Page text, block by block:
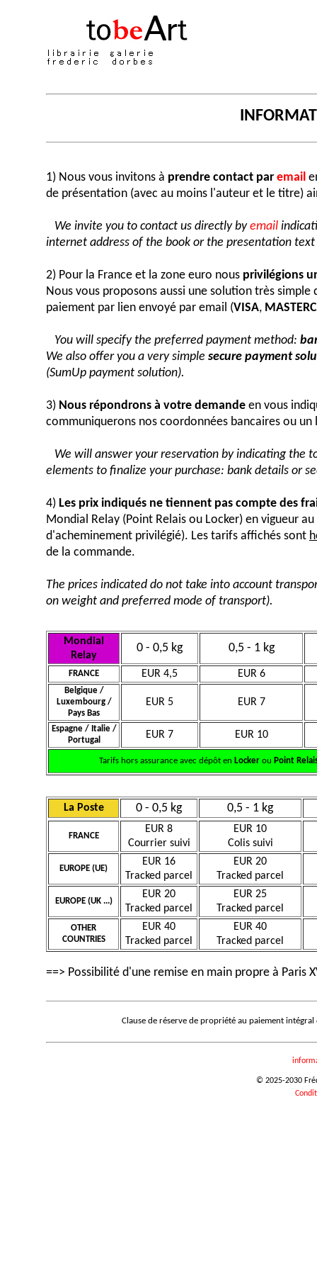
1) Nous vous invitons à prendre contact par email
de présentation (avec au moins l'auteur et le titre)
We invite you to contact us directly byemail
internet address of the book or the presentation
2) Pour la France et la zone euro nous privilégions
Nous vous proposons aussi une solution très simple
paiement par lien envoyé par email (VISA,
You will specify the preferred payment method:
We also offer you a very simple secure payment
(SumUp payment solution).
3) Nous répondrons à votre demande en vous
communiquerons nos coordonnées bancaires ou
We will answer your reservation by indicating the
elements to finalize your purchase: bank details or
4) Les prix indiqués ne tiennent pas compte des
Mondial Relay (Point Relais ou Locker) en vigueur
d'acheminement privilégié). Les tarifs affichés sont
de la commande.
The prices indicated do not take into account
on weight and preferred mode of transport).
Mondial
Relay
0 - 0,5 kg 0,5 - 1 kg
FRANCE EUR 4,5 EUR 6
Belgique /
Luxembourg /
Pays Bas
EUR 5 EUR 7
Espagne / Italie /
Portugal
EUR 7 EUR 10
Tarifs hors assurance avec dépôt en Lockerou Point
La Poste 0 - 0,5 kg 0,5 - 1 kg
FRANCE
EUR 8
Courrier suivi
EUR 10
Colis suivi
EUROPE (UE)
EUR 16
Tracked parcel
EUR 20
Tracked parcel
EUROPE (UK ...)
EUR 20
Tracked parcel
EUR 25
Tracked parcel
OTHER
COUNTRIES
EUR 40
Tracked parcel
EUR 40
Tracked parcel
==> Possibilité d'une remise en main propre à Paris
Clause de réserve de propriété au paiement
© 2025-2030